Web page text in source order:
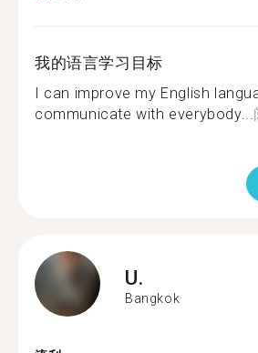
我的语言学习目标
I can improve my English
communicate with everybody...
U.
Bangkok